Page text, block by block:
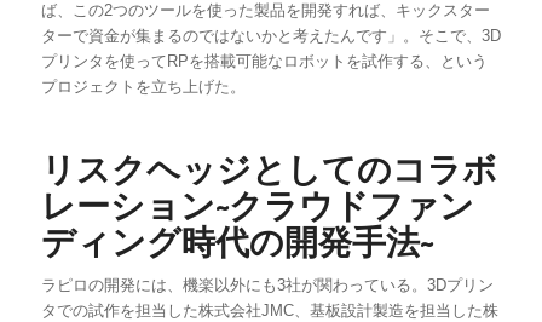
ば、この2つのツールを使った製品を開発すれば、キックスター
ターで資金が集まるのではないかと考えたんです」。そこで、3D
プリンタを使ってRPを搭載可能なロボットを試作する、という
プロジェクトを立ち上げた。
リスクヘッジとしてのコラボ
レーション~クラウドファン
ディング時代の開発手法~
ラピロの開発には、機楽以外にも3社が関わっている。3Dプリン
タでの試作を担当した株式会社JMC、基板設計製造を担当した株